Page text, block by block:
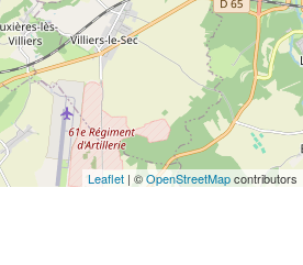
Leaflet | ©OpenStreetMapcontributors